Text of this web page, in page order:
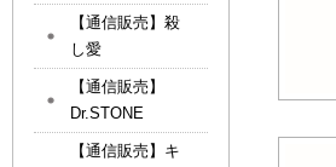
【通信販売】殺
し愛
【通信販売】
Dr.STONE
【通信販売】キ